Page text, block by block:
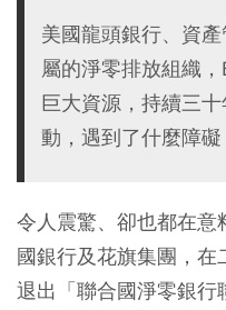
美國龍頭銀行、資
屬的淨零排放組織
巨大資源，持續三
動，遇到了什麼障礙
令人震驚、卻也都在意
國銀行及花旗集團，
退出「聯合國淨零銀行